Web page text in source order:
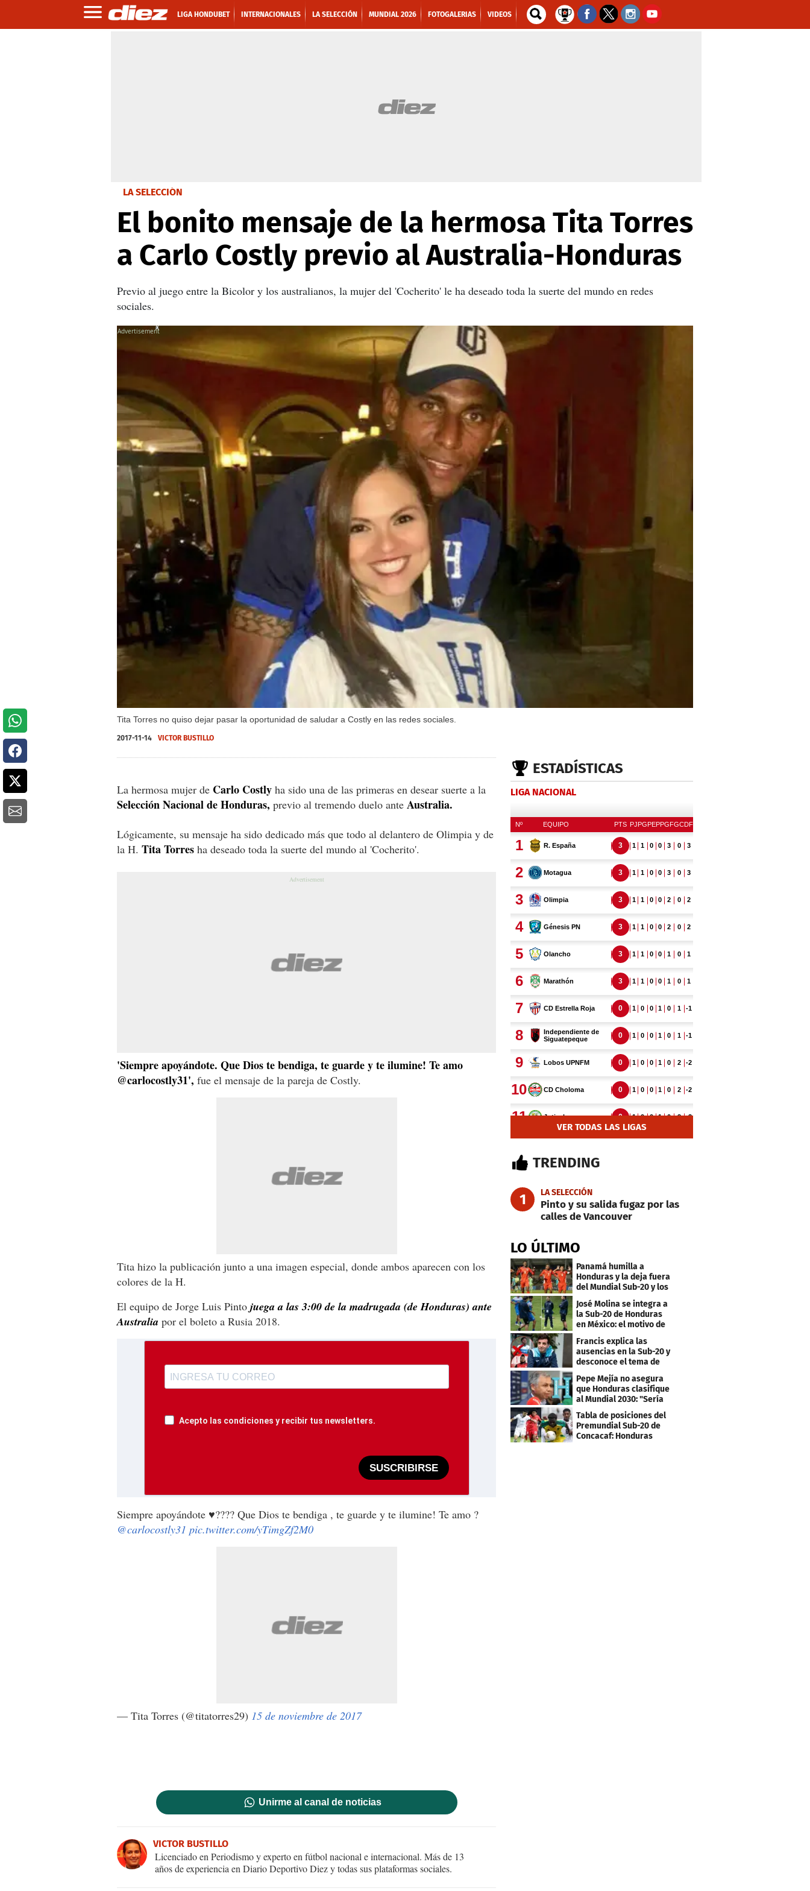
LIGA HONDUBET INTERNACIONALES LA SELECCIÓN MUNDIAL 2026 FOTOGALERIAS VIDEOS
LA SELECCIÓN
El bonito mensaje de la hermosa Tita Torres
a Carlo Costly previo al Australia-Honduras
Previo al juego entre la Bicolor y los australianos, la mujer del 'Cocherito' le ha deseado toda la suerte del mundo en redes
sociales.
Tita Torres no quiso dejar pasar la oportunidad de saludar a Costly en las redes sociales.
X
2017-11-14 VICTOR BUSTILLO
La hermosa mujer de Carlo Costly ha sido una de las primeras en desear suerte a la
Selección Nacional de Honduras, previo al tremendo duelo ante Australia.
Lógicamente, su mensaje ha sido dedicado más que todo al delantero de Olimpia y de
la H. Tita Torres ha deseado toda la suerte del mundo al 'Cocherito'.
'Siempre apoyándote. Que Dios te bendiga, te guarde y te ilumine! Te amo
@carlocostly31', fue el mensaje de la pareja de Costly.
Tita hizo la publicación junto a una imagen especial, donde ambos aparecen con los
colores de la H.
El equipo de Jorge Luis Pinto juega a las 3:00 de la madrugada (de Honduras) ante
Australia por el boleto a Rusia 2018.
Acepto las condiciones y recibir tus newsletters.
SUSCRIBIRSE
Siempre apoyándote ♥️???? Que Dios te bendiga , te guarde y te ilumine! Te amo ?
@carlocostly31 pic.twitter.com/yTimgZf2M0
— Tita Torres (@titatorres29) 15 de noviembre de 2017
Unirme al canal de noticias
VICTOR BUSTILLO
Licenciado en Periodismo y experto en fútbol nacional e internacional. Más de 13
años de experiencia en Diario Deportivo Diez y todas sus plataformas sociales.
ESTADÍSTICAS
LIGA NACIONAL
VER TODAS LAS LIGAS
TRENDING
1 LA SELECCIÓN
Pinto y su salida fugaz por las
calles de Vancouver
LO ÚLTIMO
Panamá humilla a
Honduras y la deja fuera
del Mundial Sub-20 y los
Juegos Olímpicos
José Molina se integra a
la Sub-20 de Honduras
en México: el motivo de
su viaje
Francis explica las
ausencias en la Sub-20 y
desconoce el tema de
los tiktokers
Pepe Mejía no asegura
que Honduras clasifique
al Mundial 2030: "Sería
mentir"
Tabla de posiciones del
Premundial Sub-20 de
Concacaf: Honduras